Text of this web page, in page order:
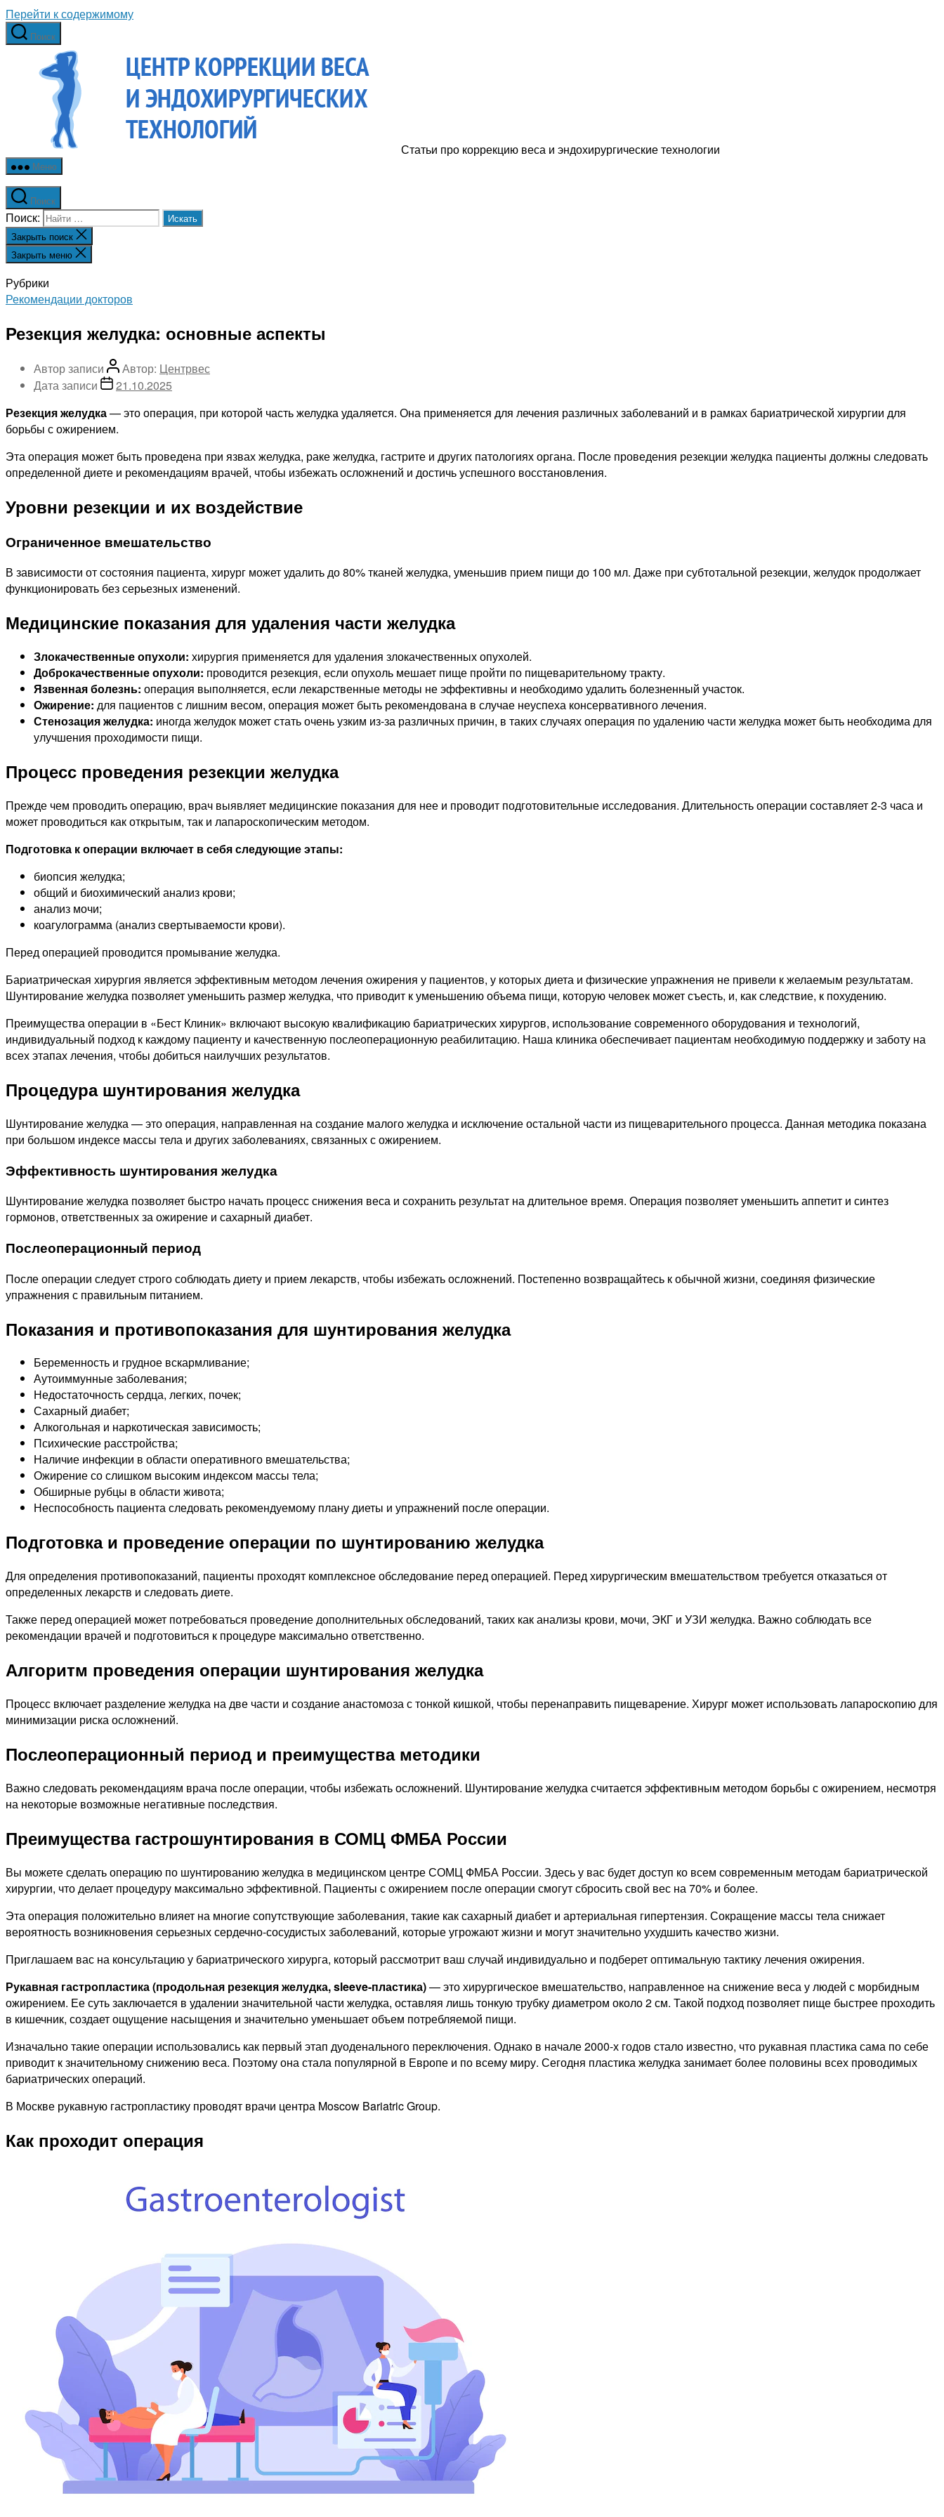
Перейти к содержимому
Поиск
Статьи про коррекцию веса и эндохирургические технологии
Меню
Поиск
Поиск:
Закрыть поиск
Закрыть меню
Рубрики
Рекомендации докторов
Резекция желудка: основные аспекты
Автор записи Автор: Центрвес
Дата записи
21.10.2025
Резекция желудка— это операция, при которой часть желудка удаляется. Она применяется для лечения различных заболеваний и в рамках бариатрической хирургии для
борьбы с ожирением.
Эта операция может быть проведена при язвах желудка, раке желудка, гастрите и других патологиях органа. После проведения резекции желудка пациенты должны следовать
определенной диете и рекомендациям врачей, чтобы избежать осложнений и достичь успешного восстановления.
Уровни резекции и их воздействие
Ограниченное вмешательство
В зависимости от состояния пациента, хирург может удалить до 80% тканей желудка, уменьшив прием пищи до 100 мл. Даже при субтотальной резекции, желудок продолжает
функционировать без серьезных изменений.
Медицинские показания для удаления части желудка
Злокачественные опухоли: хирургия применяется для удаления злокачественных опухолей.
Доброкачественные опухоли: проводится резекция, если опухоль мешает пище пройти по пищеварительному тракту.
Язвенная болезнь: операция выполняется, если лекарственные методы не эффективны и необходимо удалить болезненный участок.
Ожирение: для пациентов с лишним весом, операция может быть рекомендована в случае неуспеха консервативного лечения.
Стенозация желудка: иногда желудок может стать очень узким из-за различных причин, в таких случаях операция по удалению части желудка может быть необходима для
улучшения проходимости пищи.
Процесс проведения резекции желудка
Прежде чем проводить операцию, врач выявляет медицинские показания для нее и проводит подготовительные исследования. Длительность операции составляет 2-3 часа и
может проводиться как открытым, так и лапароскопическим методом.
Подготовка к операции включает в себя следующие этапы:
биопсия желудка;
общий и биохимический анализ крови;
анализ мочи;
коагулограмма (анализ свертываемости крови).
Перед операцией проводится промывание желудка.
Бариатрическая хирургия является эффективным методом лечения ожирения у пациентов, у которых диета и физические упражнения не привели к желаемым результатам.
Шунтирование желудка позволяет уменьшить размер желудка, что приводит к уменьшению объема пищи, которую человек может съесть, и, как следствие, к похудению.
Преимущества операции в «Бест Клиник» включают высокую квалификацию бариатрических хирургов, использование современного оборудования и технологий,
индивидуальный подход к каждому пациенту и качественную послеоперационную реабилитацию. Наша клиника обеспечивает пациентам необходимую поддержку и заботу на
всех этапах лечения, чтобы добиться наилучших результатов.
Процедура шунтирования желудка
Шунтирование желудка — это операция, направленная на создание малого желудка и исключение остальной части из пищеварительного процесса. Данная методика показана
при большом индексе массы тела и других заболеваниях, связанных с ожирением.
Эффективность шунтирования желудка
Шунтирование желудка позволяет быстро начать процесс снижения веса и сохранить результат на длительное время. Операция позволяет уменьшить аппетит и синтез
гормонов, ответственных за ожирение и сахарный диабет.
Послеоперационный период
После операции следует строго соблюдать диету и прием лекарств, чтобы избежать осложнений. Постепенно возвращайтесь к обычной жизни, соединяя физические
упражнения с правильным питанием.
Показания и противопоказания для шунтирования желудка
Беременность и грудное вскармливание;
Аутоиммунные заболевания;
Недостаточность сердца, легких, почек;
Сахарный диабет;
Алкогольная и наркотическая зависимость;
Психические расстройства;
Наличие инфекции в области оперативного вмешательства;
Ожирение со слишком высоким индексом массы тела;
Обширные рубцы в области живота;
Неспособность пациента следовать рекомендуемому плану диеты и упражнений после операции.
Подготовка и проведение операции по шунтированию желудка
Для определения противопоказаний, пациенты проходят комплексное обследование перед операцией. Перед хирургическим вмешательством требуется отказаться от
определенных лекарств и следовать диете.
Также перед операцией может потребоваться проведение дополнительных обследований, таких как анализы крови, мочи, ЭКГ и УЗИ желудка. Важно соблюдать все
рекомендации врачей и подготовиться к процедуре максимально ответственно.
Алгоритм проведения операции шунтирования желудка
Процесс включает разделение желудка на две части и создание анастомоза с тонкой кишкой, чтобы перенаправить пищеварение. Хирург может использовать лапароскопию для
минимизации риска осложнений.
Послеоперационный период и преимущества методики
Важно следовать рекомендациям врача после операции, чтобы избежать осложнений. Шунтирование желудка считается эффективным методом борьбы с ожирением, несмотря
на некоторые возможные негативные последствия.
Преимущества гастрошунтирования в СОМЦ ФМБА России
Вы можете сделать операцию по шунтированию желудка в медицинском центре СОМЦ ФМБА России. Здесь у вас будет доступ ко всем современным методам бариатрической
хирургии, что делает процедуру максимально эффективной. Пациенты с ожирением после операции смогут сбросить свой вес на 70% и более.
Эта операция положительно влияет на многие сопутствующие заболевания, такие как сахарный диабет и артериальная гипертензия. Сокращение массы тела снижает
вероятность возникновения серьезных сердечно-сосудистых заболеваний, которые угрожают жизни и могут значительно ухудшить качество жизни.
Приглашаем вас на консультацию у бариатрического хирурга, который рассмотрит ваш случай индивидуально и подберет оптимальную тактику лечения ожирения.
Рукавная гастропластика (продольная резекция желудка, sleeve-пластика)— это хирургическое вмешательство, направленное на снижение веса у людей с морбидным
ожирением. Ее суть заключается в удалении значительной части желудка, оставляя лишь тонкую трубку диаметром около 2 см. Такой подход позволяет пище быстрее проходить
в кишечник, создает ощущение насыщения и значительно уменьшает объем потребляемой пищи.
Изначально такие операции использовались как первый этап дуоденального переключения. Однако в начале 2000-х годов стало известно, что рукавная пластика сама по себе
приводит к значительному снижению веса. Поэтому она стала популярной в Европе и по всему миру. Сегодня пластика желудка занимает более половины всех проводимых
бариатрических операций.
В Москве рукавную гастропластику проводят врачи центра Moscow Bariatric Group.
Как проходит операция